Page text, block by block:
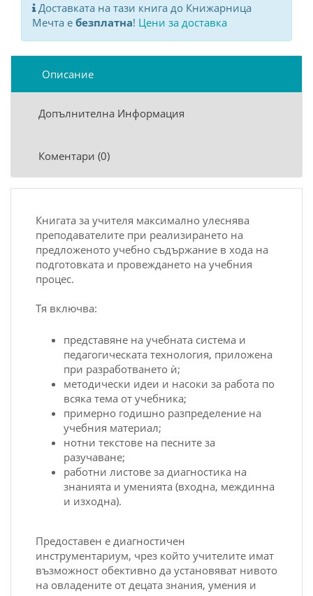
Доставката на тази книга до Книжарница
Мечта е безплатна! Цени за доставка
Описание
Допълнителна Информация
Коментари (0)
Книгата за учителя максимално улеснява
преподавателите при реализирането на
предложеното учебно съдържание в хода на
подготовката и провеждането на учебния
процес.
Тя включва:
представяне на учебната система и
педагогическата технология, приложена
при разработването ѝ;
методически идеи и насоки за работа по
всяка тема от учебника;
примерно годишно разпределение на
учебния материал;
нотни текстове на песните за
разучаване;
работни листове за диагностика на
знанията и уменията (входна, междинна
и изходна).
Предоставен е диагностичен
инструментариум, чрез който учителите имат
възможност обективно да установяват нивото
на овладените от децата знания, умения и